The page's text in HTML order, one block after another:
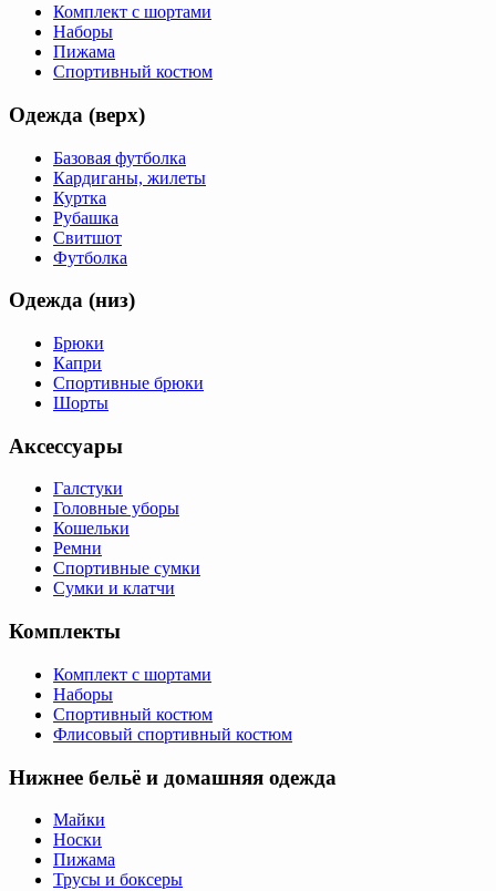
Комплект с шортами
Наборы
Пижама
Спортивный костюм
Одежда (верх)
Базовая футболка
Кардиганы, жилеты
Куртка
Рубашка
Свитшот
Футболка
Одежда (низ)
Брюки
Капри
Спортивные брюки
Шорты
Аксессуары
Галстуки
Головные уборы
Кошельки
Ремни
Спортивные сумки
Сумки и клатчи
Комплекты
Комплект с шортами
Наборы
Спортивный костюм
Флисовый спортивный костюм
Нижнее бельё и домашняя одежда
Майки
Носки
Пижама
Трусы и боксеры